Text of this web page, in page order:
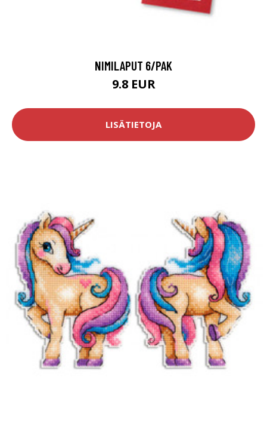
NIMILAPUT 6/PAK
9.8 EUR
LISÄTIETOJA